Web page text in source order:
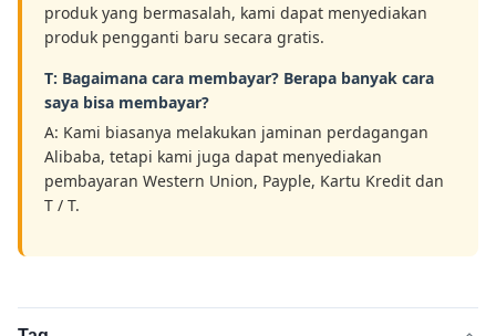
produk yang bermasalah, kami dapat menyediakan
produk pengganti baru secara gratis.
T: Bagaimana cara membayar? Berapa banyak cara
saya bisa membayar?
A: Kami biasanya melakukan jaminan perdagangan
Alibaba, tetapi kami juga dapat menyediakan
pembayaran Western Union, Payple, Kartu Kredit dan
T / T.